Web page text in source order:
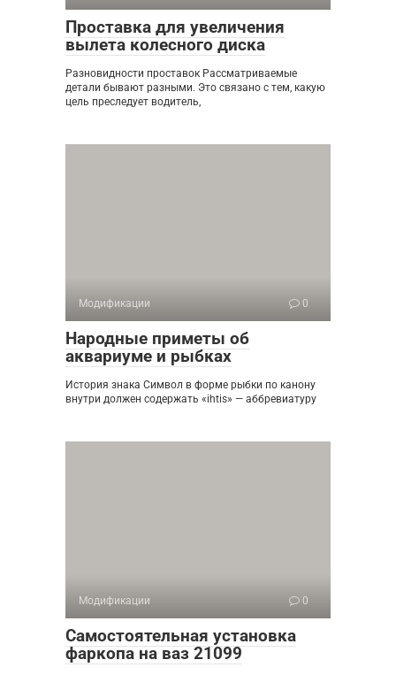
Проставка для увеличения
вылета колесного диска
Разновидности проставок Рассматриваемые
детали бывают разными. Это связано с тем, какую
цель преследует водитель,
Модификации 0
Народные приметы об
аквариуме и рыбках
История знака Символ в форме рыбки по канону
внутри должен содержать «ihtis» — аббревиатуру
Модификации 0
Самостоятельная установка
фаркопа на ваз 21099